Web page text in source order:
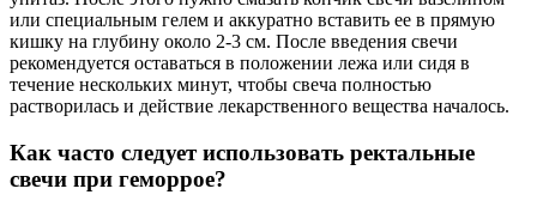
или специальным гелем и аккуратно вставить ее в прямую
кишку на глубину около 2-3 см. После введения свечи
рекомендуется оставаться в положении лежа или сидя в
течение нескольких минут, чтобы свеча полностью
растворилась и действие лекарственного вещества началось.
Как часто следует использовать ректальные
свечи при геморрое?